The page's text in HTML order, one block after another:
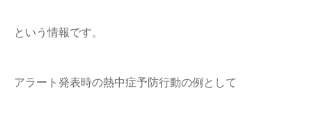
という情報です。
アラート発表時の熱中症予防行動の例として